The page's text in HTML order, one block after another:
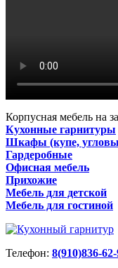
Корпусная мебель на
Кухонные гарнитуры
Шкафы (купе,
Гардеробные
Офисная мебель
Прихожие
Мебель для детской
Мебель для гостиной
Телефон: 8(910)836-